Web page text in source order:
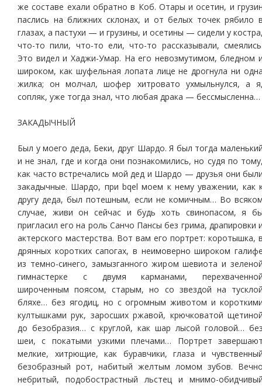
же составе ехали обратно в Коб. Отары и осетин, и
паслись на ближних склонах, и от белых точек рябило
глазах, а пастухи — и грузины, и осетины — сидели у
что-то пили, что-то ели, что-то рассказывали,
Это видел и Хаджи-Умар. На его невозмутимом, бледном
широком, как шуфельная лопата лице не дрогнула ни
жилка; он молчал, шофер хитровато ухмыльнулся, а
сопляк, уже тогда знал, что любая драка — бессмысленна…
ЗАКАДЫЧНЫЙ
Был у моего деда, Беки, друг Шардо. Я был тогда
и не знал, где и когда они познакомились, но судя по
как часто встречались мой дед и Шардо — друзья они
закадычные. Шардо, при bqel моем к нему уважении, как
другу деда, был потешным, если не комичным… Во
случае, живи он сейчас и будь хоть свинопасом, я
пригласил его на роль Санчо Пансы без грима, драпировки
актерского мастерства. Вот вам его портрет: коротышка,
дрянных коротких сапогах, в неимоверно широком
из темно-синего, замызганного жиром шевиота и
гимнастерке с двумя карманами,
широченным поясом, старым, но со звездой на
бляхе… без ягодиц, но с огромным животом и
култышками рук, заросших ржавой, крючковатой
до безобразия… с круглой, как шар лысой головой…
шеи, с покатыми узкими плечами… Портрет
мелкие, хитрющие, как буравчики, глаза и
безобразный рот, набитый желтым ломом зубов.
небритый, подобострастный льстец и мнимо-